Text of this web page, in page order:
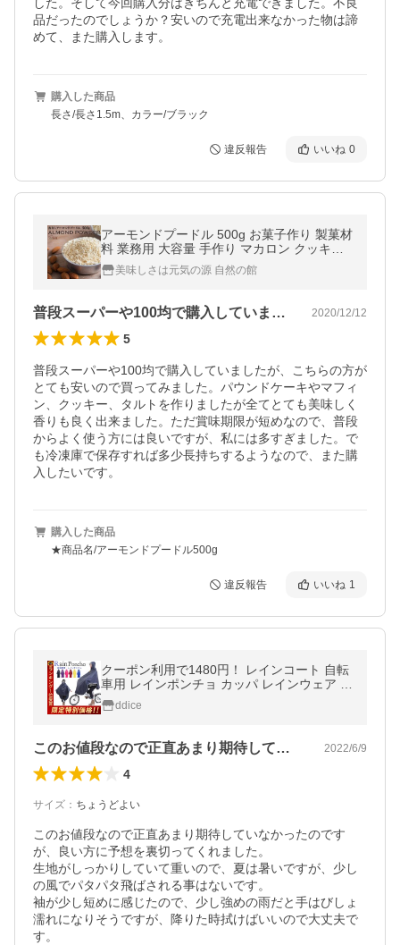
品だったのでしょうか？安いので充電出来なかった物は諦
めて、また購入します。
購入した商品
長さ/長さ1.5m、カラー/ブラック
違反報告 いいね 0
アーモンドプードル 500g お菓子作り 製菓材
料 業務用 大容量 手作り マカロン クッキー
爆買美味しさは元気の源 自然の館
普段スーパーや100均で購入していまし… 2020/12/12
5
普段スーパーや100均で購入していましたが、こちらの方が
とても安いので買ってみました。パウンドケーキやマフィ
ン、クッキー、タルトを作りましたが全てとても美味しく
香りも良く出来ました。ただ賞味期限が短めなので、普段
からよく使う方には良いですが、私には多すぎました。で
も冷凍庫で保存すれば多少長持ちするようなので、また購
入したいです。
購入した商品
★商品名/アーモンドプードル500g
違反報告 いいね 1
クーポン利用で1480円！ レインコート 自転
車用 レインポンチョ カッパ レインウェア レ
インスーツ 梅雨 雨具 長靴 通勤 通学 雨合羽
雨具 防水 男女兼用
ddice
このお値段なので正直あまり期待していな… 2022/6/9
4
サイズ ： ちょうどよい
このお値段なので正直あまり期待していなかったのです
が、良い方に予想を裏切ってくれました。
生地がしっかりしていて重いので、夏は暑いですが、少し
の風でパタパタ飛ばされる事はないです。
袖が少し短めに感じたので、少し強めの雨だと手はびしょ
濡れになりそうですが、降りた時拭けばいいので大丈夫で
す。